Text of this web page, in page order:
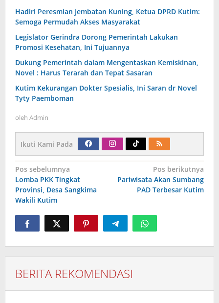
Hadiri Peresmian Jembatan Kuning, Ketua DPRD Kutim:
Semoga Permudah Akses Masyarakat
Legislator Gerindra Dorong Pemerintah Lakukan
Promosi Kesehatan, Ini Tujuannya
Dukung Pemerintah dalam Mengentaskan Kemiskinan,
Novel : Harus Terarah dan Tepat Sasaran
Kutim Kekurangan Dokter Spesialis, Ini Saran dr Novel
Tyty Paemboman
oleh Admin
Ikuti Kami Pada
Navigasi
pos
Pos sebelumnya
Lomba PKK Tingkat
Provinsi, Desa Sangkima
Wakili Kutim
Pos berikutnya
Pariwisata Akan Sumbang
PAD Terbesar Kutim
BERITA REKOMENDASI